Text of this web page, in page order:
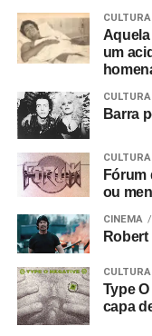
de discos local e
em Altrincham,
1963-64, e disse
Mais tarde,
cópias do primeiro
estavam sem
da loja de discos, e
queria filmar a
equipamentos e fiz
Com que
setenta e duas
Aquela
um
Barra
Fórum
ou
CINEMA
Type
capa